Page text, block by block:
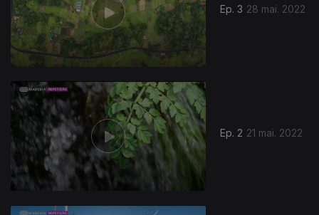
Ep. 3 28 mai. 2022
Ep. 2 21 mai. 2022